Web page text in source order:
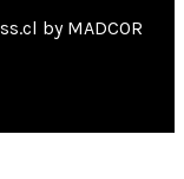
by MADCOR